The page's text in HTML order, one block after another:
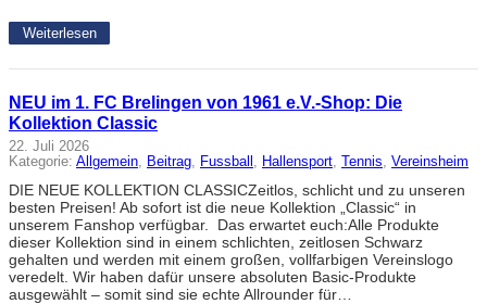
Weiterlesen
NEU im 1. FC Brelingen von 1961 e.V.-Shop: Die
Kollektion Classic
22. Juli 2026
Kategorie: Allgemein, Beitrag, Fussball , Hallensport, Tennis, Vereinsheim
DIE NEUE KOLLEKTION CLASSICZeitlos, schlicht und zu unseren
besten Preisen! Ab sofort ist die neue Kollektion „Classic“ in
unserem Fanshop verfügbar. Das erwartet euch:Alle Produkte
dieser Kollektion sind in einem schlichten, zeitlosen Schwarz
gehalten und werden mit einem großen, vollfarbigen Vereinslogo
veredelt. Wir haben dafür unsere absoluten Basic-Produkte
ausgewählt – somit sind sie echte Allrounder für…